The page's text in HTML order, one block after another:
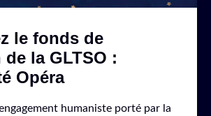
le fonds de
la GLTSO :
Opéra
humaniste porté par la